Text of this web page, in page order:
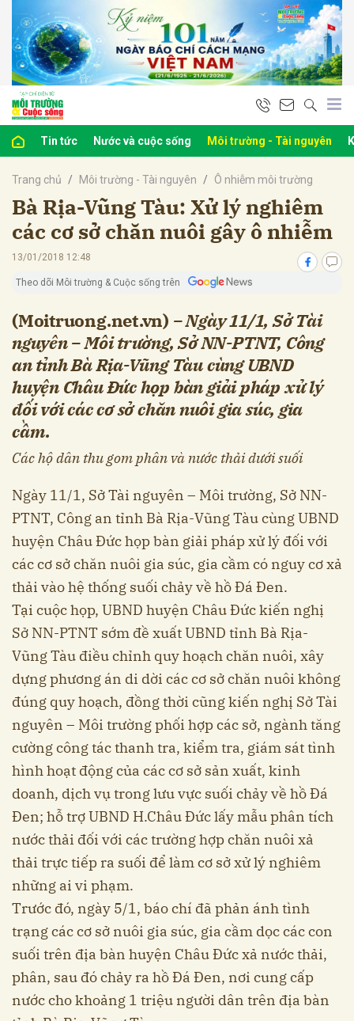
Tin tức Nước và cuộc sống Môi trường - Tài nguyên
Trang chủ Môi trường - Tài nguyên Ô nhiễm môi trường
Bà Rịa-Vũng Tàu: Xử lý nghiêm
các cơ sở chăn nuôi gây ô nhiễm
13/01/2018 12:48
Theo dõi Môi trường & Cuộc sống trên
(Moitruong.net.vn) – Ngày 11/1, Sở Tài
nguyên – Môi trường, Sở NN-PTNT, Công
an tỉnh Bà Rịa-Vũng Tàu cùng UBND
huyện Châu Đức họp bàn giải pháp xử lý
đối với các cơ sở chăn nuôi gia súc, gia
cầm.
Các hộ dân thu gom phân và nước thải dưới suối
Ngày 11/1, Sở Tài nguyên – Môi trường, Sở NN-
PTNT, Công an tỉnh Bà Rịa-Vũng Tàu cùng UBND
huyện Châu Đức họp bàn giải pháp xử lý đối với
các cơ sở chăn nuôi gia súc, gia cầm có nguy cơ xả
thải vào hệ thống suối chảy về hồ Đá Đen.
Tại cuộc họp, UBND huyện Châu Đức kiến nghị
Sở NN-PTNT sớm đề xuất UBND tỉnh Bà Rịa-
Vũng Tàu điều chỉnh quy hoạch chăn nuôi, xây
dựng phương án di dời các cơ sở chăn nuôi không
đúng quy hoạch, đồng thời cũng kiến nghị Sở Tài
nguyên – Môi trường phối hợp các sở, ngành tăng
cường công tác thanh tra, kiểm tra, giám sát tình
hình hoạt động của các cơ sở sản xuất, kinh
doanh, dịch vụ trong lưu vực suối chảy về hồ Đá
Đen; hỗ trợ UBND H.Châu Đức lấy mẫu phân tích
nước thải đối với các trường hợp chăn nuôi xả
thải trực tiếp ra suối để làm cơ sở xử lý nghiêm
những ai vi phạm.
Trước đó, ngày 5/1, báo chí đã phản ánh tình
trạng các cơ sở nuôi gia súc, gia cầm dọc các con
suối trên địa bàn huyện Châu Đức xả nước thải,
phân, sau đó chảy ra hồ Đá Đen, nơi cung cấp
nước cho khoảng 1 triệu người dân trên địa bàn
luận